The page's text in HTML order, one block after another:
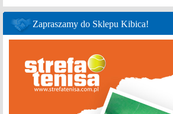
Zapraszamy do Sklepu Kibica!